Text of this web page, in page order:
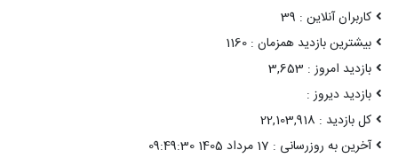
کاربران آنلاین : 39
بیشترین بازدید همزمان : 1160
بازدید امروز : 3,653
بازدید دیروز :
کل بازدید : 22,103,918
آخرین به روزرسانی : 17 مرداد 1405 09:49:30